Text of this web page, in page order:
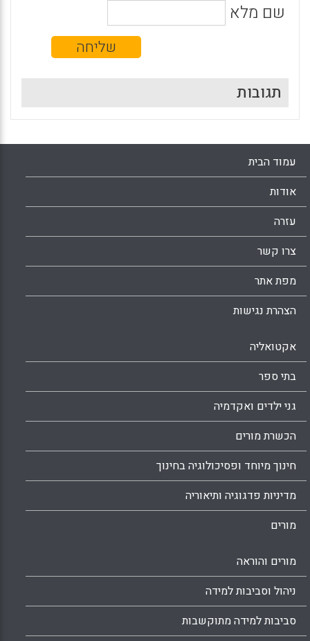
שם מלא
תגובות
עמוד הבית
אודות
עזרה
צרו קשר
מפת אתר
הצהרת נגישות
אקטואליה
בתי ספר
גני ילדים ואקדמיה
הכשרת מורים
חינוך מיוחד ופסיכולוגיה בחינוך
מדיניות פדגוגיה ותיאוריה
מורים
מורים והוראה
ניהול וסביבות למידה
סביבות למידה מתוקשבות